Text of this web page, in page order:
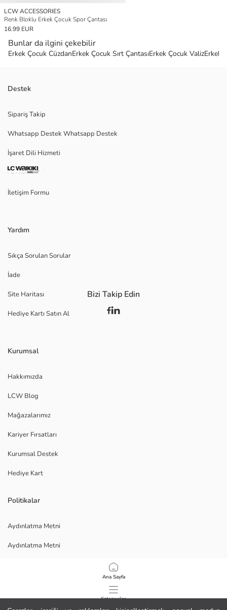
Ana Sayfa
Kategoriler
LCW ACCESSORIES
Renk Bloklu Erkek Çocuk Spor Çantası
16.99 EUR
Bunlar da ilgini çekebilir
Erkek Çocuk CüzdanErkek Çocuk Sırt ÇantasıErkek Çocuk ValizErkek
Destek
Sipariş Takip
Whatsapp Destek Whatsapp Destek
İşaret Dili Hizmeti
İletişim Formu
Yardım
Sıkça Sorulan Sorular
İade
Site Haritası
Hediye Kartı Satın Al
Kurumsal
Hakkımızda
LCW Blog
Mağazalarımız
Kariyer Fırsatları
Kurumsal Destek
Hediye Kart
Politikalar
Aydınlatma Metni
Aydınlatma Metni
Bizi Takip Edin